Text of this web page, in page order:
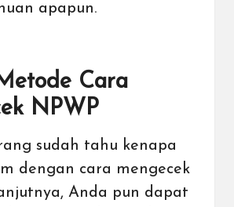
apapun.
Cara
NPWP
sudah tahu kenapa
dengan cara mengecek
Anda pun dapat